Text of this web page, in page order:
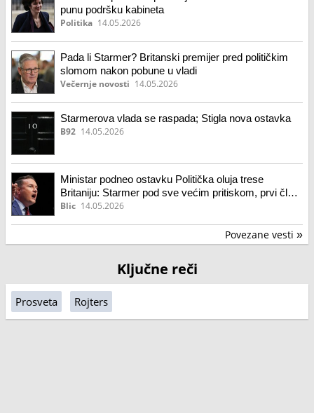
punu podršku kabineta
Politika 14.05.2026
Pada li Starmer? Britanski premijer pred političkim
slomom nakon pobune u vladi
Večernje novosti 14.05.2026
Starmerova vlada se raspada; Stigla nova ostavka
B92 14.05.2026
Ministar podneo ostavku Politička oluja trese
Britaniju: Starmer pod sve većim pritiskom, prvi član
kabineta koji se odlučio za ovaj potez
Blic 14.05.2026
Povezane vesti »
Ključne reči
Prosveta Rojters